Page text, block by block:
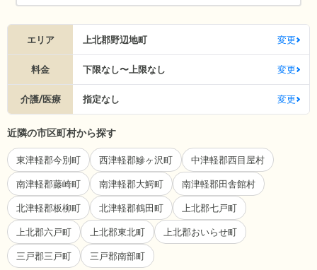
エリア 上北郡野辺地町 変更
料金 下限なし〜上限なし 変更
介護/医療 指定なし 変更
近隣の市区町村から探す
東津軽郡今別町 西津軽郡鰺ヶ沢町 中津軽郡西目屋村
南津軽郡藤崎町 南津軽郡大鰐町 南津軽郡田舎館村
北津軽郡板柳町 北津軽郡鶴田町 上北郡七戸町
上北郡六戸町 上北郡東北町 上北郡おいらせ町
三戸郡三戸町 三戸郡南部町